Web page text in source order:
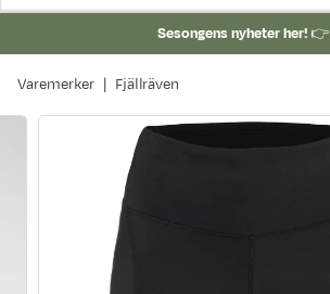
Sesongens nyheter her!👉
Varemerker Fjällräven